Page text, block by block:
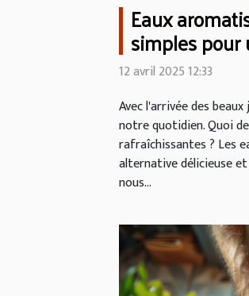
Eaux
simples
saveurs
12 avril 2025 12:33
Avec l'arrivée des
notre quotidien. Quoi
rafraîchissantes ? Les
alternative délicieuse
nous...